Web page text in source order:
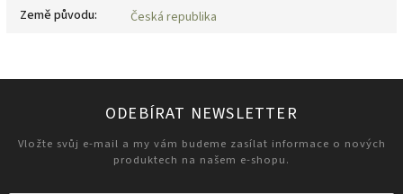
Země původu: Česká republika
ODEBÍRAT NEWSLETTER
Vložte svůj e-mail a my vám budeme zasílat informace o nových
produktech na našem e-shopu.